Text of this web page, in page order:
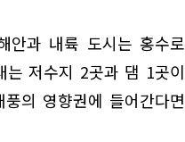
안과 내륙 도시는 홍수로
는 저수지 2곳과 댐 1곳이
의 영향권에 들어간다면